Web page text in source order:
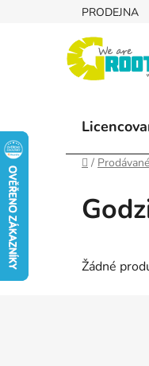
PRODEJNA
Domů
/
Žádné